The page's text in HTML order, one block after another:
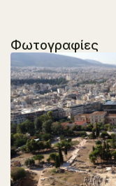
Φωτογραφίες